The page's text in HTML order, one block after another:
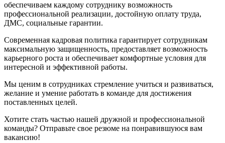
обеспечиваем каждому сотруднику возможность
профессиональной реализации, достойную оплату труда,
ДМС, социальные гарантии.
Современная кадровая политика гарантирует сотрудникам
максимальную защищенность, предоставляет возможность
карьерного роста и обеспечивает комфортные условия для
интересной и эффективной работы.
Мы ценим в сотрудниках стремление учиться и развиваться,
желание и умение работать в команде для достижения
поставленных целей.
Хотите стать частью нашей дружной и профессиональной
команды? Отправьте свое резюме на понравившуюся вам
вакансию!